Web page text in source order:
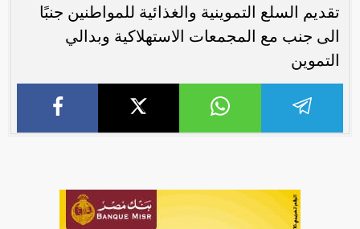
تقديم السلع التموينية والغذائية للمواطنين جنبًا
الى جنب مع المجمعات الاستهلاكية وبدالي
التموين